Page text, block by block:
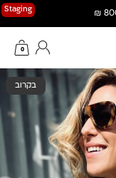
Staging
0
החשבון שלי
בקרוב